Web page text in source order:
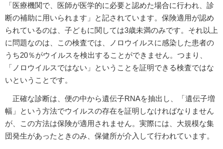
「医療機関で、医師が医学的に必要と認めた場合に行われ、診
断の補助に用いられます」と記されています。保険適用が認め
られているのは、子どもに関しては3歳未満のみです。それ以上
に問題なのは、この検査では、ノロウイルスに感染した患者の
うち20％がウイルスを検出することができません。つまり、
「ノロウイルスではない」ということを証明できる検査ではな
いということです。
正確な診断は、便の中から遺伝子RNAを抽出し、「遺伝子増
幅」という方法でウイルスの存在を証明しなければなりません
が、この方法は保険が適用されません。実際には、大規模な集
団発生があったときのみ、保健所が介入して行われています。